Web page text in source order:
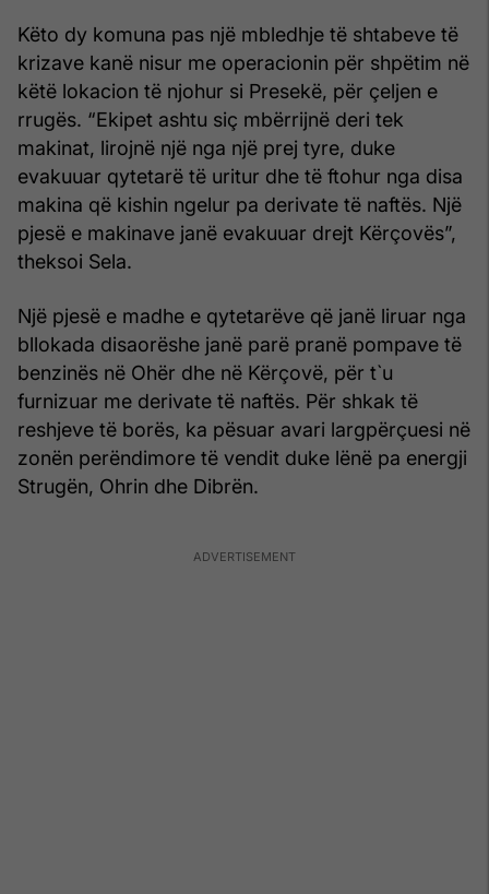
Këto dy komuna pas një mbledhje të shtabeve të
krizave kanë nisur me operacionin për shpëtim në
këtë lokacion të njohur si Presekë, për çeljen e
rrugës. “Ekipet ashtu siç mbërrijnë deri tek
makinat, lirojnë një nga një prej tyre, duke
evakuuar qytetarë të uritur dhe të ftohur nga disa
makina që kishin ngelur pa derivate të naftës. Një
pjesë e makinave janë evakuuar drejt Kërçovës”,
theksoi Sela.
Një pjesë e madhe e qytetarëve që janë liruar nga
bllokada disaorëshe janë parë pranë pompave të
benzinës në Ohër dhe në Kërçovë, për t`u
furnizuar me derivate të naftës. Për shkak të
reshjeve të borës, ka pësuar avari largpërçuesi në
zonën perëndimore të vendit duke lënë pa energji
Strugën, Ohrin dhe Dibrën.